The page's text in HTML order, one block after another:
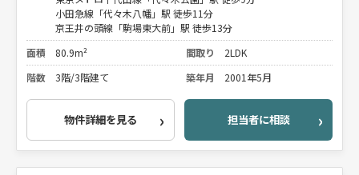
小田急線「代々木八幡」駅 徒歩11分
京王井の頭線「駒場東大前」駅 徒歩13分
面積
80.9m² 間取り
2LDK
階数
3階/3階建て 築年月 2001年5月
物件詳細を見る 担当者に相談